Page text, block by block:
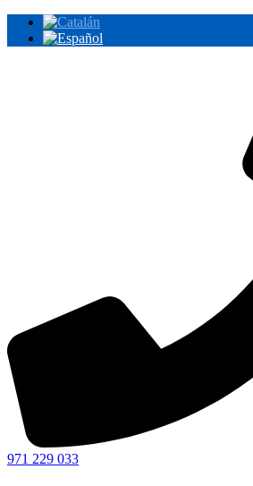
971 229 033